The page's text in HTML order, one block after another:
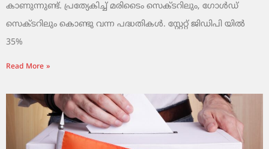
കാണുന്നുണ്ട്. പ്രത്യേകിച്ച് മരിടൈം സെക്ടറിലും, ഗോൾഡ്
സെക്ടറിലും കൊണ്ടു വന്ന പദ്ധതികൾ. സ്റ്റേറ്റ് ജിഡിപി യിൽ
35%
Read More »